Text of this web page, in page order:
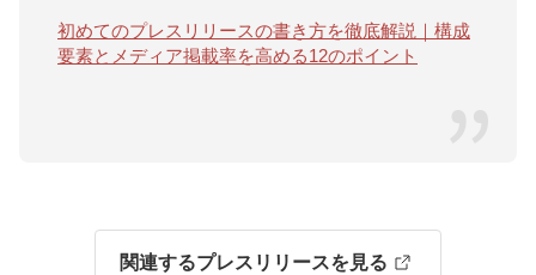
初めてのプレスリリースの書き方を徹底解説｜構成
要素とメディア掲載率を高める12のポイント
関連するプレスリリースを見る